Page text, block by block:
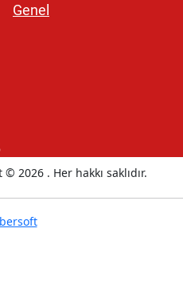
Genel
2026 . Her hakkı saklıdır.